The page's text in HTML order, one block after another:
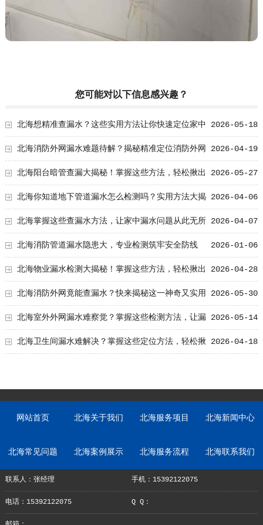
您可能对以下信息感兴趣？
2026-05-18
北海想精准查漏水？这些实用方法让你快速定位家中
漏水点！ 2026-04-19
北海消防外网漏水难题待解？揭秘精准定位消防外网
漏水的实用方法 2026-05-27
北海阳台暗管查漏大揭秘！掌握这些方法，轻松揪出
漏水元凶 2026-04-06
北海你知道地下管道漏水怎么检测吗？实用方法大揭
秘！ 2026-04-07
北海掌握这些查漏水方法，让家中漏水问题从此无所
遁形！ 2026-01-06
北海消防管道漏水隐患大，专业检测筑牢安全防线
2026-04-28
北海物业漏水检测大揭秘！掌握这些方法，轻松揪出
漏水源头 2026-05-30
北海消防外网竟能查漏水？快来揭秘这一神奇又实用
的检测方法！ 2026-05-14
北海室外外网漏水难察觉？掌握这些检测方法，让漏
水问题无所遁形！ 2026-04-18
北海卫生间漏水难解决？掌握这些定位方法，轻松揪
网站首页 北海关于我们 北海服务项目 北海新闻中心
北海常见问题 北海案例展示 北海服务流程 北海联系我们
联系人：张经理 手机：15392122075
电话：15392122075 Q Q：